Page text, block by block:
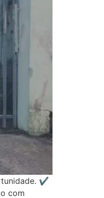
✔️
com